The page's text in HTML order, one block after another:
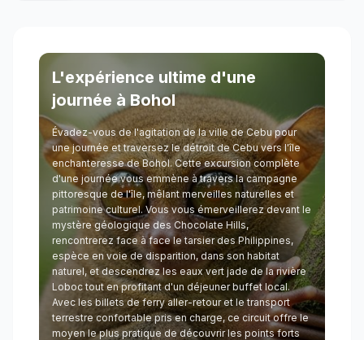
L'expérience ultime d'une
journée à Bohol
Évadez-vous de l'agitation de la ville de Cebu pour
une journée et traversez le détroit de Cebu vers l'île
enchanteresse de Bohol. Cette excursion complète
d'une journée vous emmène à travers la campagne
pittoresque de l'île, mêlant merveilles naturelles et
patrimoine culturel. Vous vous émerveillerez devant le
mystère géologique des Chocolate Hills,
rencontrerez face à face le tarsier des Philippines,
espèce en voie de disparition, dans son habitat
naturel, et descendrez les eaux vert jade de la rivière
Loboc tout en profitant d'un déjeuner buffet local.
Avec les billets de ferry aller-retour et le transport
terrestre confortable pris en charge, ce circuit offre le
moyen le plus pratique de découvrir les points forts